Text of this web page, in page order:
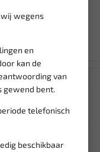
wij wegens
en
kan de
van
gewend bent.
telefonisch
beschikbaar
4,92